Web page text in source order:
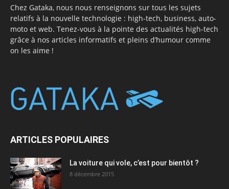
Chez Gataka, nous nous renseignons sur tous les sujets
relatifs à la nouvelle technologie : high-tech, business, auto-
moto et web. Tenez-vous à la pointe des actualités high-tech
grâce à nos articles informatifs et pleins d’humour comme
on les aime !
ARTICLES POPULAIRES
La voiture qui vole, c’est pour bientôt ?
8 décembre 2015